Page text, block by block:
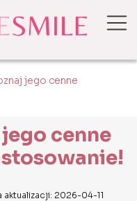
jego cenne
cenne
aktualizacji: 2026-04-11